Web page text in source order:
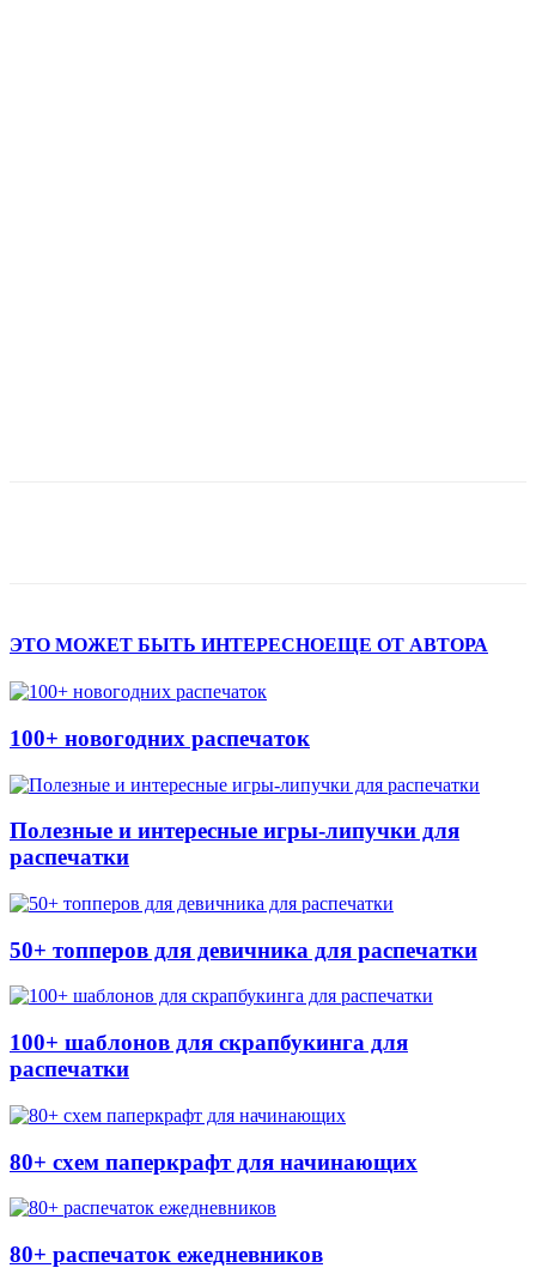
ЭТО МОЖЕТ БЫТЬ ИНТЕРЕСНОЕЩЕ ОТ АВТОРА
100+ новогодних распечаток
Полезные и интересные игры-липучки для
распечатки
50+ топперов для девичника для распечатки
100+ шаблонов для скрапбукинга для
распечатки
80+ схем паперкрафт для начинающих
80+ распечаток ежедневников